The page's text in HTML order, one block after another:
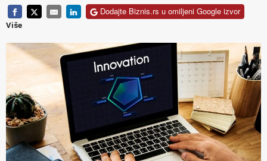
Dodajte Biznis.rs u omiljeni Google izvor
Više